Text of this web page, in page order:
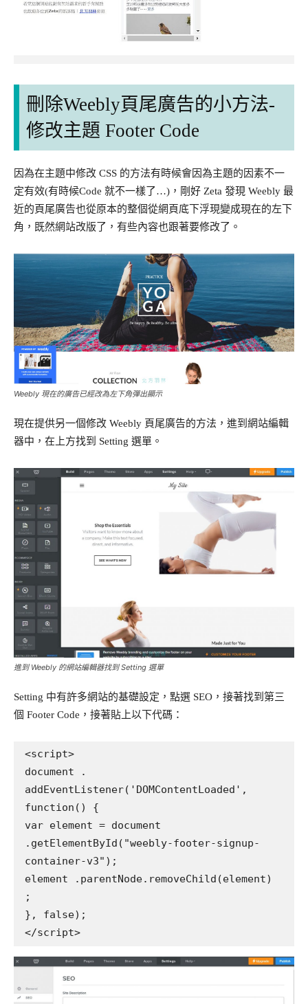
刪除Weebly頁尾廣告的小方法-
修改主題 Footer Code
因為在主題中修改 CSS 的方法有時候會因為主題的因素不一
定有效(有時候Code 就不一樣了…)，剛好 Zeta 發現 Weebly 最
近的頁尾廣告也從原本的整個從網頁底下浮現變成現在的左下
角，既然網站改版了，有些內容也跟著要修改了。
Weebly 現在的廣告已經改為左下角彈出顯示
現在提供另一個修改 Weebly 頁尾廣告的方法，進到網站編輯
器中，在上方找到 Setting 選單。
進到 Weebly 的網站編輯器找到 Setting 選單
Setting 中有許多網站的基礎設定，點選 SEO，接著找到第三
個 Footer Code，接著貼上以下代碼：
<script>
document .
addEventListener('DOMContentLoaded',
function() {
var element = document
.getElementById("weebly-footer-signup-
container-v3");
element .parentNode.removeChild(element)
;
}, false);
</script>